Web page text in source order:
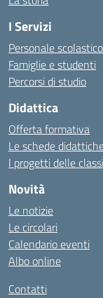
I Servizi
Personale scolastico
Famiglie e studenti
Percorsi di studio
Didattica
Offerta formativa
Le schede
I progetti delle classi
Novità
Le notizie
Le circolari
Calendario eventi
Albo online
Contatti